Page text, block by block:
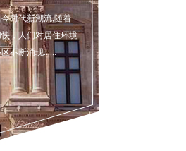
时代新潮流,随着
，人们对居住环境
不断涌现......